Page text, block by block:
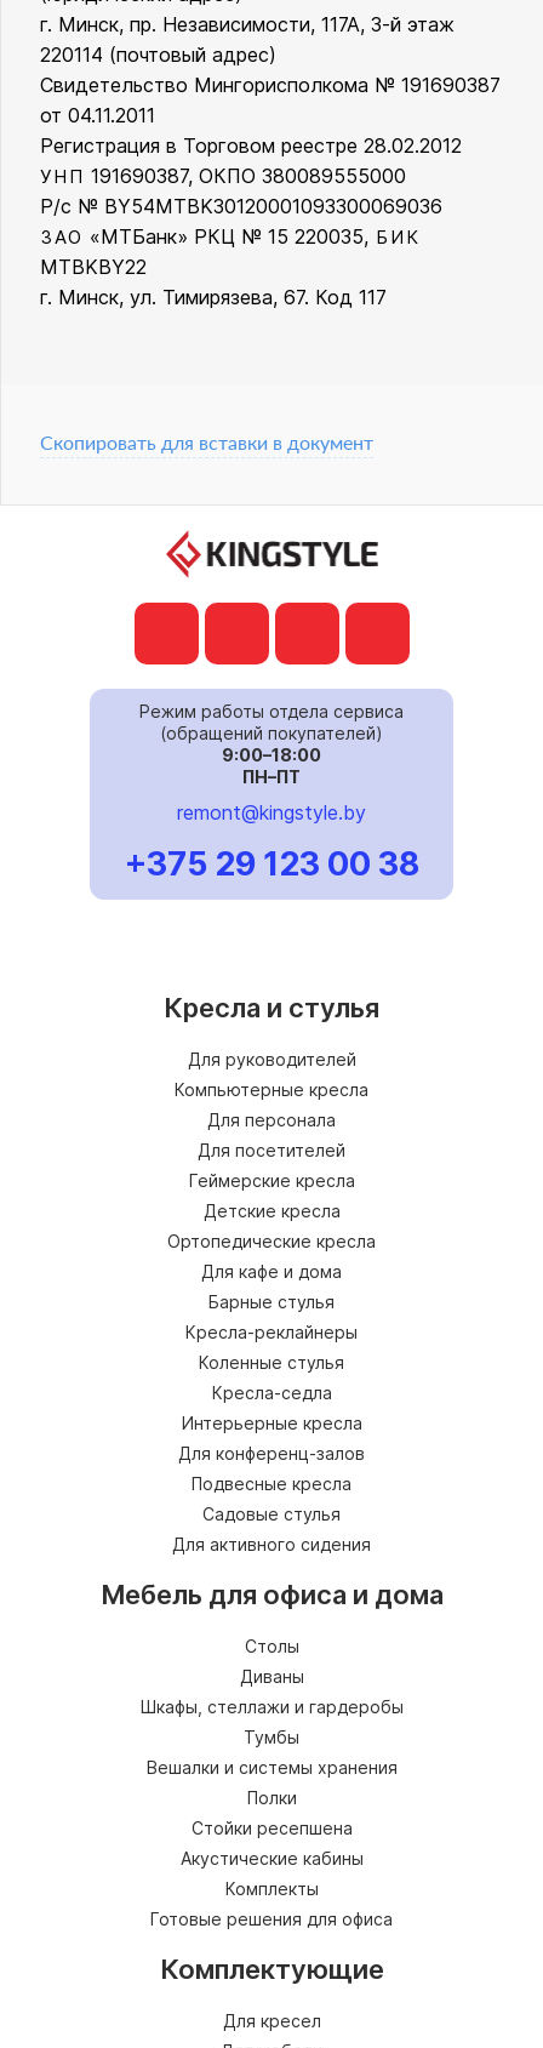
г. Минск, пр. Независимости, 117А, 3-й этаж
220114 (почтовый адрес)
Свидетельство Мингорисполкома № 191690387
от 04.11.2011
Регистрация в Торговом реестре 28.02.2012
УНП 191690387, ОКПО 380089555000
Р/с № BY54MTBK30120001093300069036
ЗАО «МТБанк» РКЦ № 15 220035, БИК
MTBKBY22
г. Минск, ул. Тимирязева, 67. Код 117
Скопировать для вставки в документ
Режим работы отдела сервиса
(обращений покупателей)
9:00–18:00
ПН–ПТ
remont@kingstyle.by
+375 29 123 00 38
Кресла и стулья
Для руководителей
Компьютерные кресла
Для персонала
Для посетителей
Геймерские кресла
Детские кресла
Ортопедические кресла
Для кафе и дома
Барные стулья
Кресла-реклайнеры
Коленные стулья
Кресла-седла
Интерьерные кресла
Для конференц-залов
Подвесные кресла
Садовые стулья
Для активного сидения
Мебель для офиса и дома
Столы
Диваны
Шкафы, стеллажи и гардеробы
Тумбы
Вешалки и системы хранения
Полки
Стойки ресепшена
Акустические кабины
Комплекты
Готовые решения для офиса
Комплектующие
Для кресел